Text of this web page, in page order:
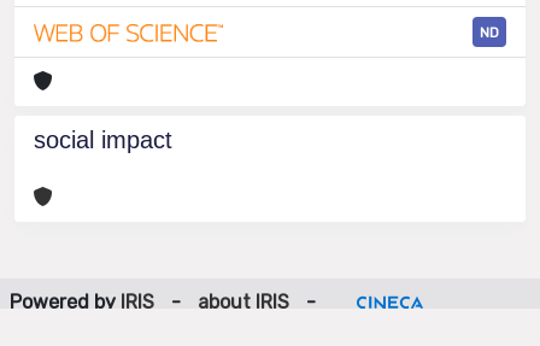
ND
social impact
Powered by IRIS - about IRIS
-